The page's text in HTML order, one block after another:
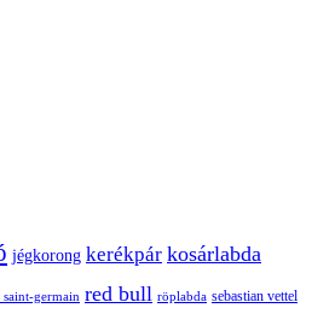
jégkorong kerékpár kosárlabda
saint-germain red bull röplabda sebastian vettel